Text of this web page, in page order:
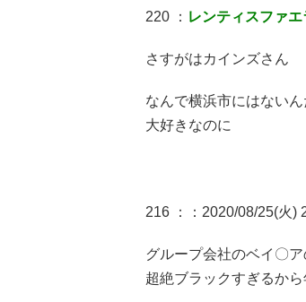
220 ： レンティスファ
さすがはカインズさん
なんで横浜市にはないん
大好きなのに
216 ： ：2020/08/25(火)
グループ会社のベイ〇
超絶ブラックすぎるか